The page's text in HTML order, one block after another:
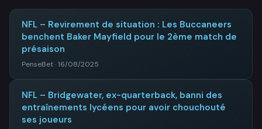
NFL – Revirement de situation : Les Buccaneers
benchent Baker Mayfield pour le 2ème match de
présaison
PenseBet · 16/08/2025
NFL – Bridgewater, ex-quarterback, banni des
entraînements lycéens pour avoir chouchouté
ses joueurs